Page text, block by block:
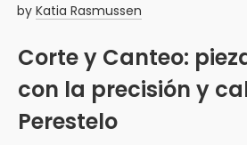
by Katia Rasmussen
Corte y Canteo:
con la precisión y
Perestelo